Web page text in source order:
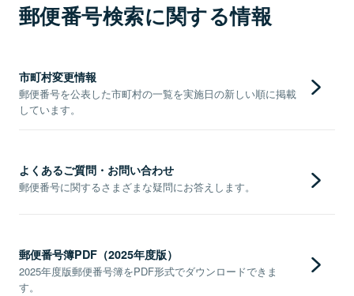
郵便番号検索に関する情報
市町村変更情報
郵便番号を公表した市町村の一覧を実施日の新しい順に掲載
しています。
よくあるご質問・お問い合わせ
郵便番号に関するさまざまな疑問にお答えします。
郵便番号簿PDF（2025年度版）
2025年度版郵便番号簿をPDF形式でダウンロードできま
す。